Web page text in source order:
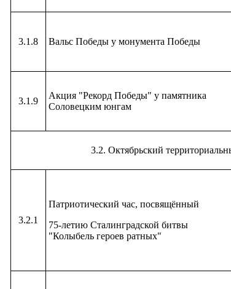
3.1.8 Вальс Победы у монумента Победы
3.1.9
Акция "Рекорд Победы" у памятника
Соловецким юнгам
3.2. Октябрьский
3.2.1
Патриотический час, посвящённый
75-летию Сталинградской битвы
"Колыбель героев ратных"